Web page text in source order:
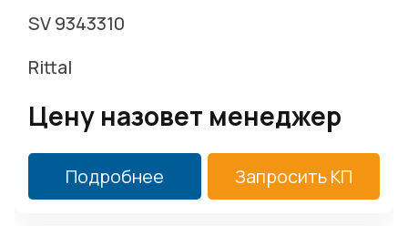
SV 9343310
Rittal
Цену назовет менеджер
Подробнее Запросить КП